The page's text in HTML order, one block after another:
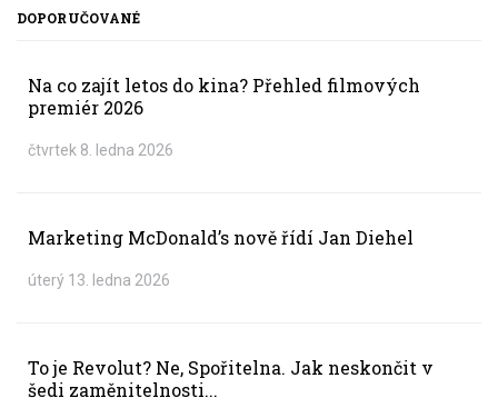
DOPORUČOVANÉ
Na co zajít letos do kina? Přehled filmových
premiér 2026
čtvrtek 8. ledna 2026
Marketing McDonald’s nově řídí Jan Diehel
úterý 13. ledna 2026
To je Revolut? Ne, Spořitelna. Jak neskončit v
šedi zaměnitelnosti...